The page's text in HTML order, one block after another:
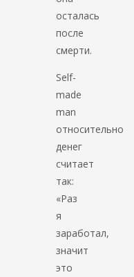
осталась
после
смерти.
Self-
made
man
относительно
денег
считает
так:
«Раз
я
заработал,
значит
это